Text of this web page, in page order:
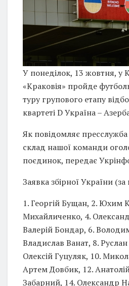
У понеділок, 13 жовтня, у
«Краковія» пройде
туру групового етапу
квартеті D Україна –
Як повідомляє
склад нашої команди
поєдинок, передає
Заявка збірної України
1. Георгій Бущан, 2. Юхим
Михайличенко, 4.
Валерій Бондар, 6.
Владислав Ванат, 8.
Олексій Гуцуляк, 10.
Артем Довбик, 12.
Забарний, 14. Олександр